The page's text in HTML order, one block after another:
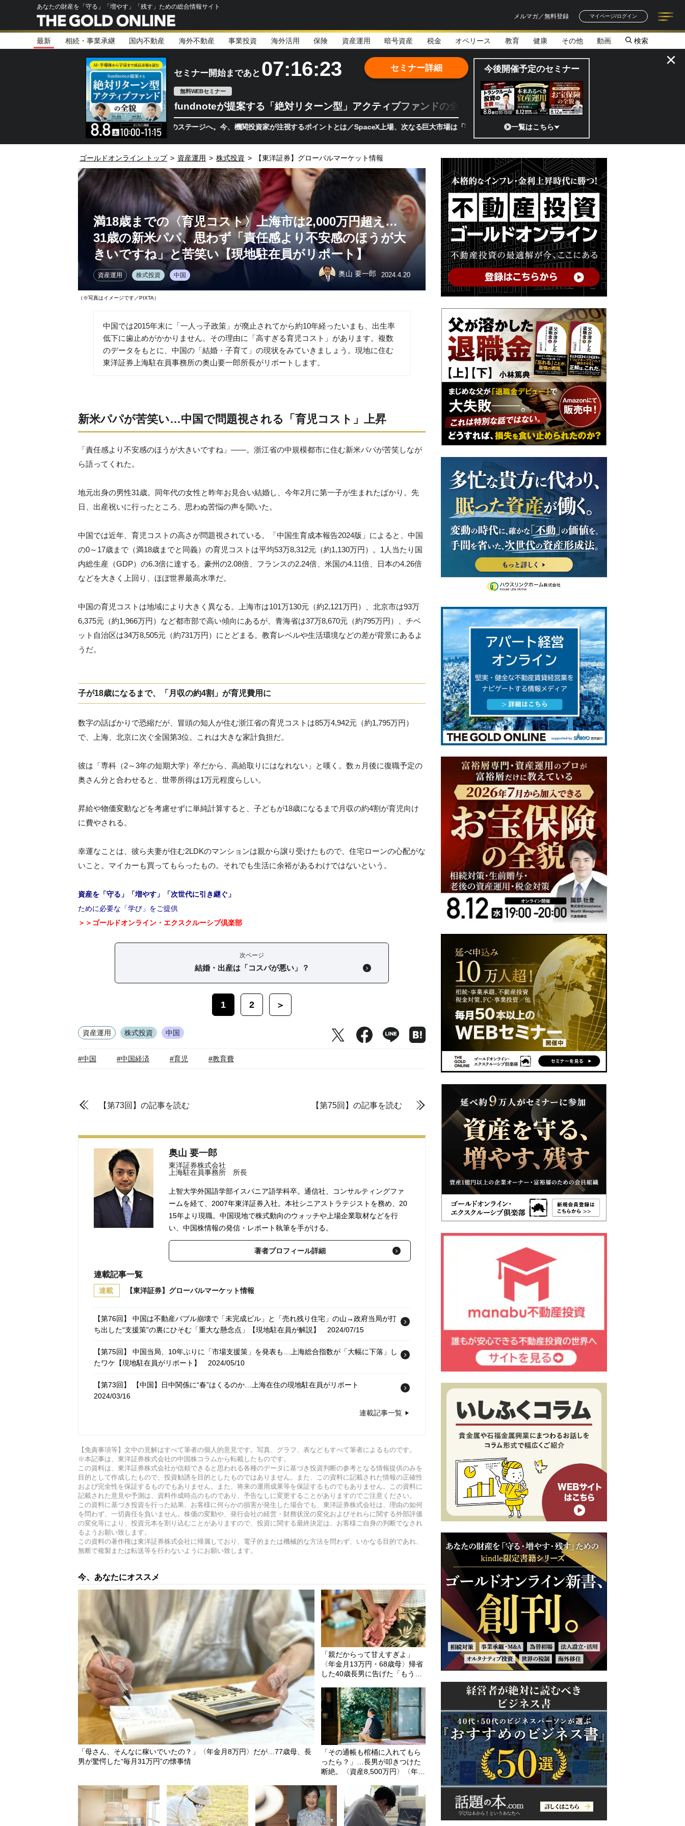
あなたの財産を「守る」「増やす」「残す」ための総合情報サイト
メルマガ／無料登録
マイページ/ログイン
記事一覧
著者一覧
最新 相続・事業承継 国内不動産 海外不動産 事業投資 海外活用 保険 資産運用 暗号資産 税金 オペリース 教育 健康 その他 動画 検索
セミナー開始まであと 07:16:21
無料WEBセミナー
fundnoteが提案する「絶対リターン型」アクティブファンドの全貌
半導体相場は次のステージへ。今、機関投資家が注視するポイントとは／SpaceX上場、次なる巨大市場は「宇宙!?」 日本の宇宙ベンチャーのココがスゴイ！／補助金から実需へ、知られざ
セミナー詳細 今後開催予定のセミナー
一覧はこちら
×
ゴールドオンライン トップ > 資産運用 > 株式投資 > 【東洋証券】グローバルマーケット情報
満18歳までの〈育児コスト〉上海市は2,000万円超え…
31歳の新米パパ、思わず「責任感より不安感のほうが大
きいですね」と苦笑い【現地駐在員がリポート】
資産運用 株式投資 中国 奥山 要一郎 2024.4.20
（※写真はイメージです／PIXTA）
中国では2015年末に「一人っ子政策」が廃止されてから約10年経ったいまも、出生率
低下に歯止めがかかりません。その理由に「高すぎる育児コスト」があります。複数
のデータをもとに、中国の「結婚・子育て」の現状をみていきましょう。現地に住む
東洋証券上海駐在員事務所の奥山要一郎所長がリポートします。
新米パパが苦笑い…中国で問題視される「育児コスト」上昇
「責任感より不安感のほうが大きいですね」――。浙江省の中規模都市に住む新米パパが苦笑しなが
ら語ってくれた。
地元出身の男性31歳。同年代の女性と昨年お見合い結婚し、今年2月に第一子が生まれたばかり。先
日、出産祝いに行ったところ、思わぬ苦悩の声を聞いた。
中国では近年、育児コストの高さが問題視されている。「中国生育成本報告2024版」によると、中国
の0～17歳まで（満18歳までと同義）の育児コストは平均53万8,312元（約1,130万円）。1人当たり国
内総生産（GDP）の6.3倍に達する。豪州の2.08倍、フランスの2.24倍、米国の4.11倍、日本の4.26倍
などを大きく上回り、ほぼ世界最高水準だ。
中国の育児コストは地域により大きく異なる。上海市は101万130元（約2,121万円）、北京市は93万
6,375元（約1,966万円）など都市部で高い傾向にあるが、青海省は37万8,670元（約795万円）、チベ
ット自治区は34万8,505元（約731万円）にとどまる。教育レベルや生活環境などの差が背景にあるよ
うだ。
子が18歳になるまで、「月収の約4割」が育児費用に
数字の話ばかりで恐縮だが、冒頭の知人が住む浙江省の育児コストは85万4,942元（約1,795万円）
で、上海、北京に次ぐ全国第3位。これは大きな家計負担だ。
彼は「専科（2～3年の短期大学）卒だから、高給取りにはなれない」と嘆く。数ヵ月後に復職予定の
奥さん分と合わせると、世帯所得は1万元程度らしい。
昇給や物価変動などを考慮せずに単純計算すると、子どもが18歳になるまで月収の約4割が育児向け
に費やされる。
幸運なことは、彼ら夫妻が住む2LDKのマンションは親から譲り受けたもので、住宅ローンの心配がな
いこと。マイカーも買ってもらったもの。それでも生活に余裕があるわけではないという。
資産を「守る」「増やす」「次世代に引き継ぐ」
ために必要な「学び」をご提供
＞＞ゴールドオンライン・エクスクルーシブ倶楽部
次ページ
結婚・出産は「コスパが悪い」？
1 2 ＞
資産運用 株式投資 中国
#中国 #中国経済 #育児 #教育費
【第73回】の記事を読む 【第75回】の記事を読む
奥山 要一郎
東洋証券株式会社
上海駐在員事務所 所長
上智大学外国語学部イスパニア語学科卒。通信社、コンサルティングファ
ームを経て、2007年東洋証券入社。本社シニアストラテジストを務め、20
15年より現職。中国現地で株式動向のウォッチや上場企業取材などを行
い、中国株情報の発信・レポート執筆を手がける。
著者プロフィール詳細
連載記事一覧
連載 【東洋証券】グローバルマーケット情報
【第76回】 中国は不動産バブル崩壊で「未完成ビル」と「売れ残り住宅」の山→政府当局が打
ち出した“支援策”の裏にひそむ「重大な懸念点」【現地駐在員が解説】
2024/07/15
【第75回】 中国当局、10年ぶりに「市場支援策」を発表も…上海総合指数が「大幅に下落」し
たワケ【現地駐在員がリポート】
2024/05/10
【第73回】 【中国】日中関係に“春”はくるのか…上海在住の現地駐在員がリポート
2024/03/16
【第72回】 中国のとある上場企業が投資家に向けて「まさかのメッセージ」…後日〈閲覧不
【第71回】 お目当てはコストコ？…香港の人が休日に中国へ“大挙して押し寄せる”ワケ【現地
駐在員が解説】2024/01/28
連載記事一覧
【免責事項等】文中の見解はすべて筆者の個人的意見です。写真、グラフ、表などもすべて筆者によるものです。
※本記事は、東洋証券株式会社の中国株コラムから転載したものです。
この資料は、東洋証券株式会社が信頼できると思われる各種のデータに基づき投資判断の参考となる情報提供のみを
目的として作成したもので、投資勧誘を目的としたものではありません。また、この資料に記載された情報の正確性
および完全性を保証するものでもありません。また、将来の運用成果等を保証するものでもありません。この資料に
記載された意見や予測は、資料作成時点のものであり、予告なしに変更することがありますのでご注意ください。
この資料に基づき投資を行った結果、お客様に何らかの損害が発生した場合でも、東洋証券株式会社は、理由の如何
を問わず、一切責任を負いません。株価の変動や、発行会社の経営・財務状況の変化およびそれらに関する外部評価
の変化等により、投資元本を割り込むことがありますので、投資に関する最終決定は、お客様ご自身の判断でなされ
るようお願い致します。
この資料の著作権は東洋証券株式会社に帰属しており、電子的または機械的な方法を問わず、いかなる目的であれ、
無断で複製または転送等を行わないようにお願い致します。
今、あなたにオススメ
「母さん、そんなに稼いでいたの？」〈年金月8万円〉だが…77歳母、長
男が驚愕した“毎月31万円”の懐事情
「親だからって甘えすぎよ」
〈年金月13万円・68歳母〉帰省
した40歳長男に告げた「もう実
「その通帳も棺桶に入れてもら
ったら？」…長男が叩きつけた
断絶。〈資産8,500万円〉〈年金
産を守り抜いた“代償”